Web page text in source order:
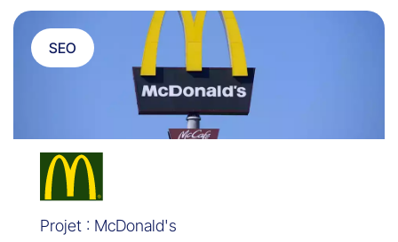
SEO
Projet : McDonald's